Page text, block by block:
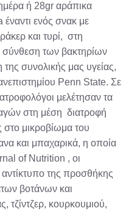
ή 28gr αράπικα
ενός σνακ με
και τυρί, στη
σύνθεση των βακτηρίων
της συνολικής μας υγείας,
Penn State. Σε
μελέτησαν τα
στη μέση διατροφή
στο μικροβίωμα του
και μπαχαρικά, η οποία
of Nutrition , οι
της προσθήκης
βοτάνων και
κουρκουμιού,